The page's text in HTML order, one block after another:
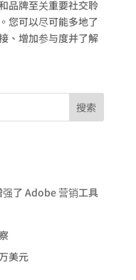
品牌至关重要社交聆
您可以尽可能多地了
、增加参与度并了解
了 Adobe 营销工具
美元